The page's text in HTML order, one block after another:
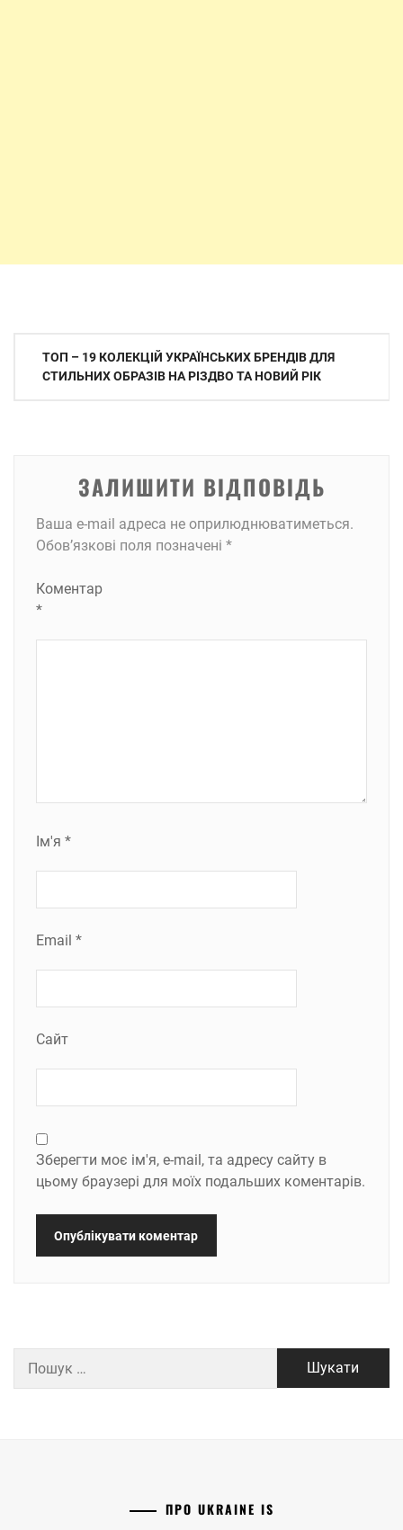
Навігація
записів
ТОП – 19 КОЛЕКЦІЙ УКРАЇНСЬКИХ БРЕНДІВ ДЛЯ
СТИЛЬНИХ ОБРАЗІВ НА РІЗДВО ТА НОВИЙ РІК
ЗАЛИШИТИ ВІДПОВІДЬ
Ваша e-mail адреса не оприлюднюватиметься.
Обов’язкові поля позначені *
Коментар
*
Ім'я *
Email *
Сайт
Зберегти моє ім'я, e-mail, та адресу сайту в
цьому браузері для моїх подальших коментарів.
ПРО UKRAINE IS